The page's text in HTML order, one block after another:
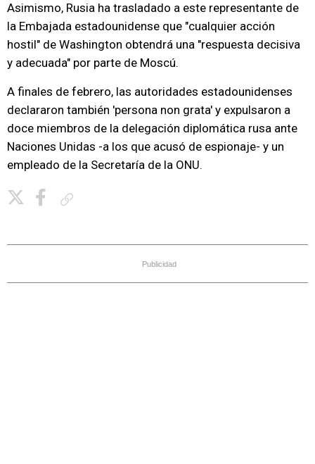
Asimismo, Rusia ha trasladado a este representante de
la Embajada estadounidense que "cualquier acción
hostil" de Washington obtendrá una "respuesta decisiva
y adecuada" por parte de Moscú.
A finales de febrero, las autoridades estadounidenses
declararon también 'persona non grata' y expulsaron a
doce miembros de la delegación diplomática rusa ante
Naciones Unidas -a los que acusó de espionaje- y un
empleado de la Secretaría de la ONU.
Publicidad